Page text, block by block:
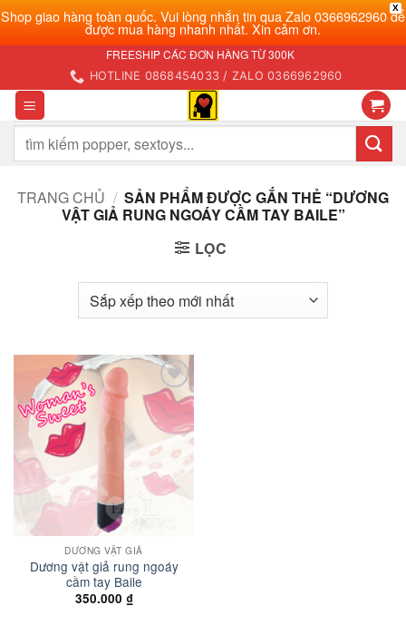
X
Shop giao hàng toàn quốc. Vui lòng nhắn tin qua Zalo 0366962960 để
được mua hàng nhanh nhất. Xin cảm ơn.
nội
dung
FREESHIP CÁC ĐƠN HÀNG TỪ 300K
HOTLINE 0868454033 / ZALO 0366962960
Tìm
kiếm:
TRANG CHỦ / SẢN PHẨM ĐƯỢC GẮN THẺ “DƯƠNG
VẬT GIẢ RUNG NGOÁY CẦM TAY BAILE”
LỌC
Add to
wishlist
DƯƠNG VẬT GIẢ
Dương vật giả rung ngoáy
cầm tay Baile
350.000 ₫